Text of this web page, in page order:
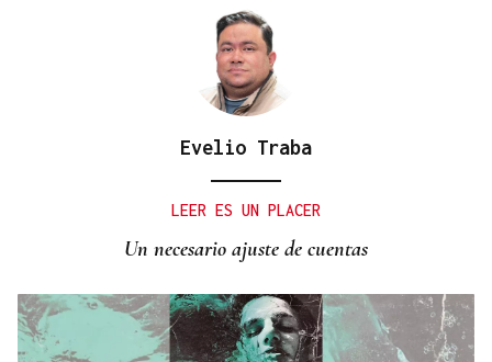
Evelio Traba
LEER ES UN PLACER
Un necesario ajuste de cuentas